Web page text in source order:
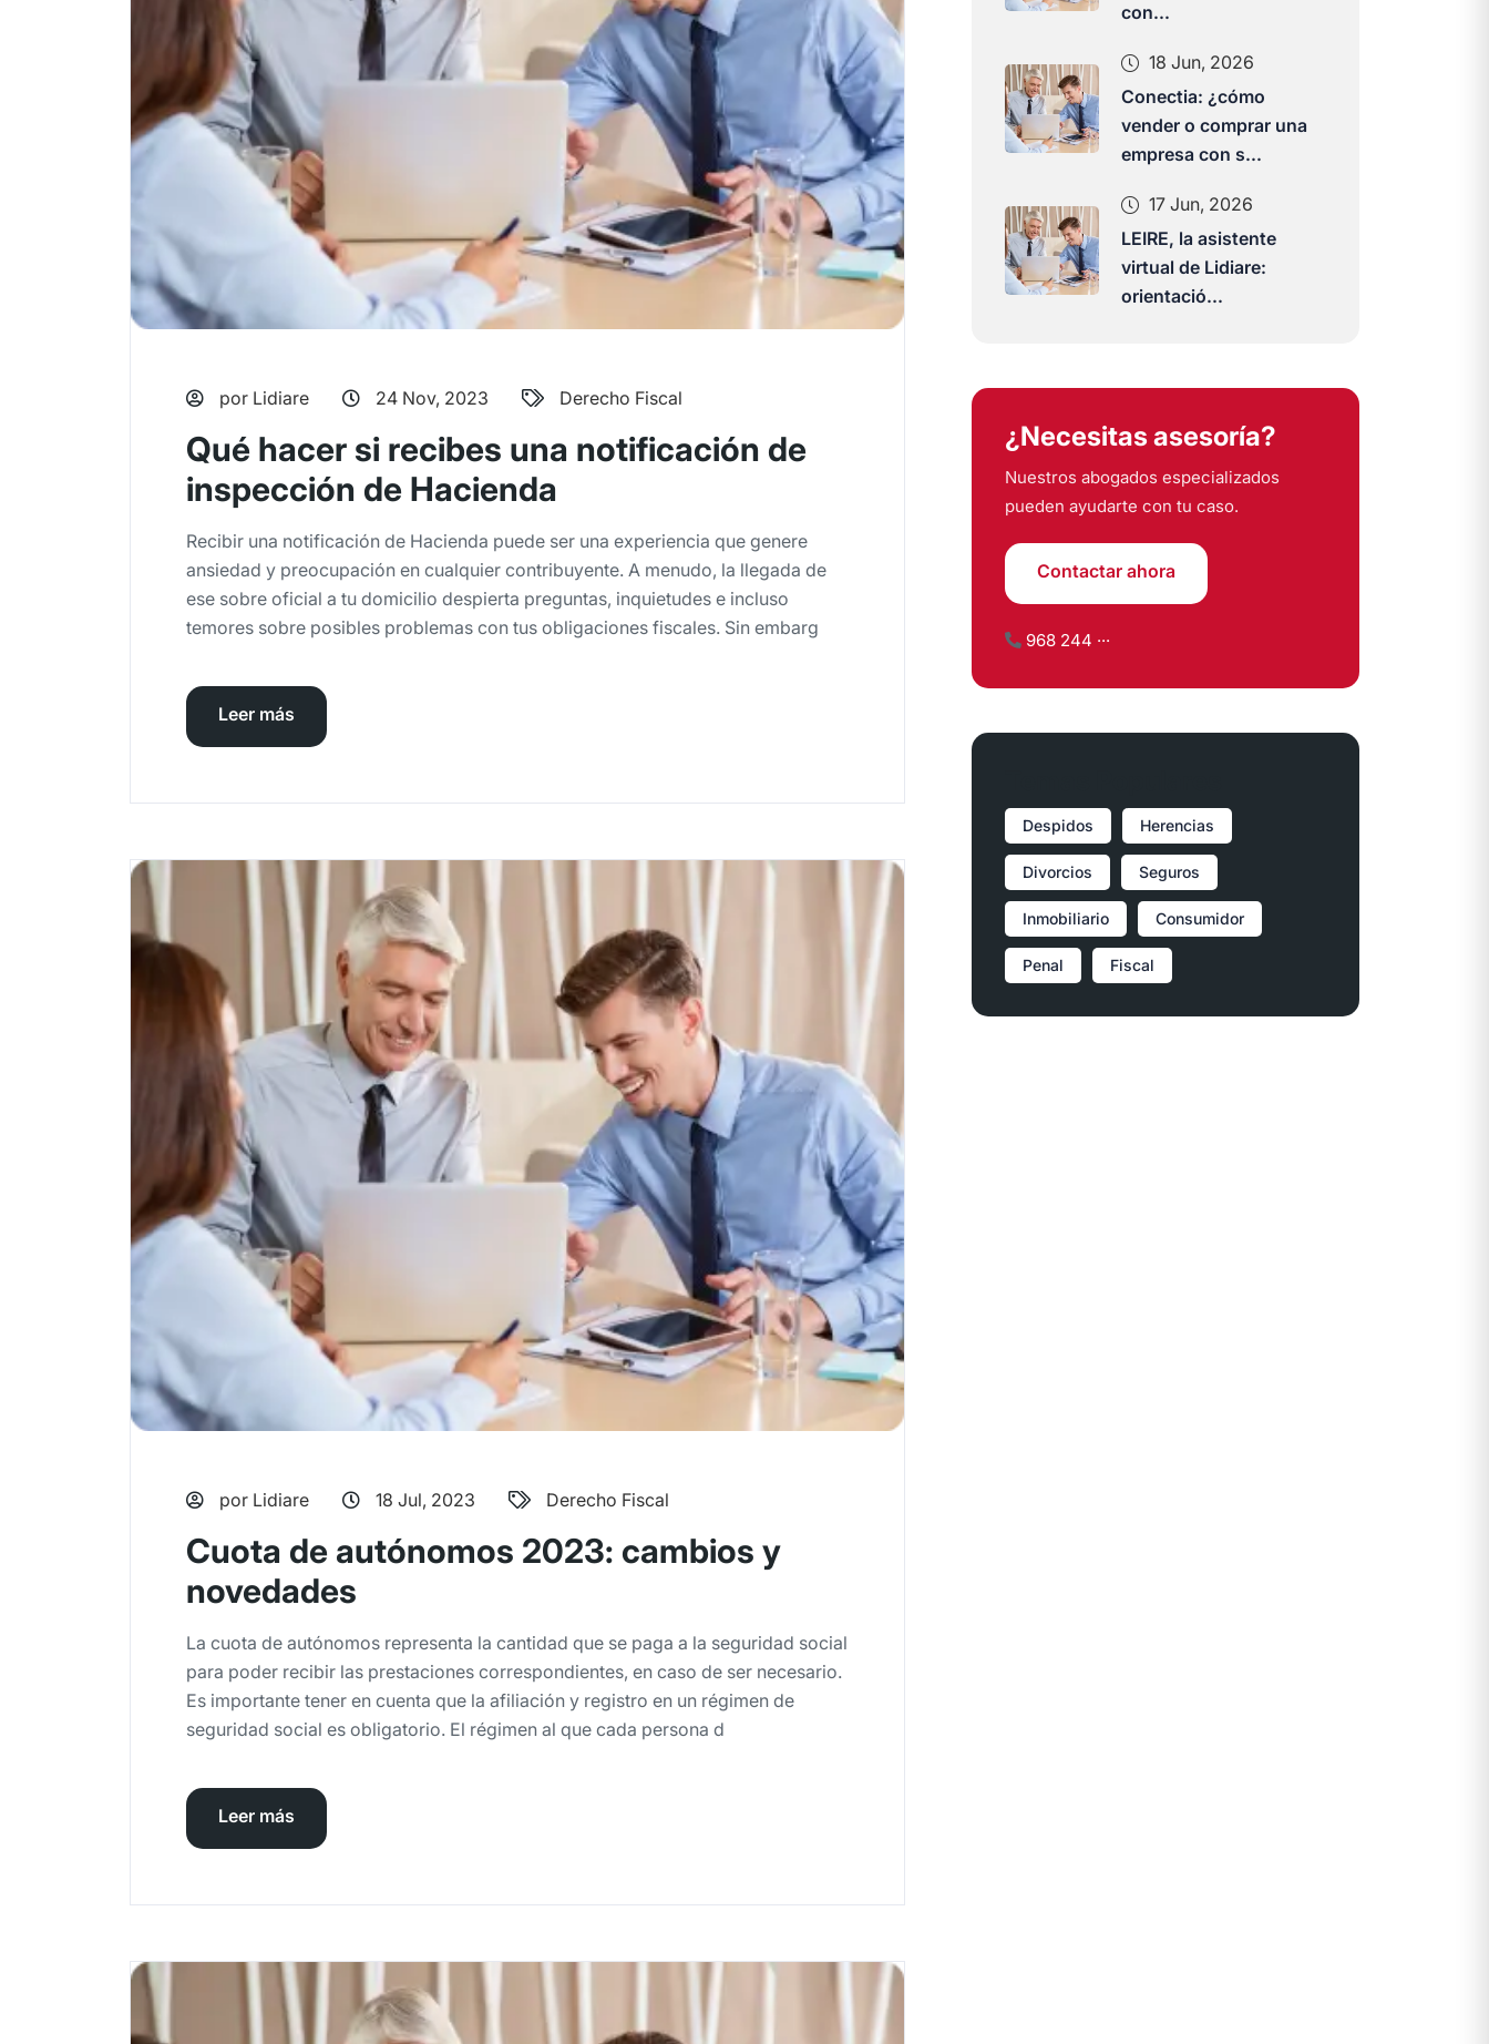
por Lidiare 24 Nov, 2023 Derecho Fiscal
Qué hacer si recibes una notificación de
inspección de Hacienda
Recibir una notificación de Hacienda puede ser una experiencia que genere
ansiedad y preocupación en cualquier contribuyente. A menudo, la llegada de
ese sobre oficial a tu domicilio despierta preguntas, inquietudes e incluso
temores sobre posibles problemas con tus obligaciones fiscales. Sin embarg
Leer más
por Lidiare 18 Jul, 2023 Derecho Fiscal
Cuota de autónomos 2023: cambios y
novedades
La cuota de autónomos representa la cantidad que se paga a la seguridad social
para poder recibir las prestaciones correspondientes, en caso de ser necesario.
Es importante tener en cuenta que la afiliación y registro en un régimen de
seguridad social es obligatorio. El régimen al que cada persona d
Leer más
con...
18 Jun, 2026
Conectia: ¿cómo
vender o comprar una
empresa con s...
17 Jun, 2026
LEIRE, la asistente
virtual de Lidiare:
orientació...
¿Necesitas asesoría?
Nuestros abogados especializados
pueden ayudarte con tu caso.
Contactar ahora
968 244 ···
Despidos Herencias
Divorcios Seguros
Inmobiliario Consumidor
Penal Fiscal